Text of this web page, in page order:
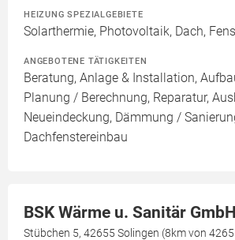
HEIZUNG SPEZIALGEBIETE
Solarthermie, Photovoltaik, Dach,
ANGEBOTENE TÄTIGKEITEN
Beratung, Anlage & Installation,
Planung / Berechnung, Reparatur,
Neueindeckung, Dämmung /
Dachfenstereinbau
BSK Wärme u. Sanitär GmbH
Stübchen 5, 42655 Solingen (8km von